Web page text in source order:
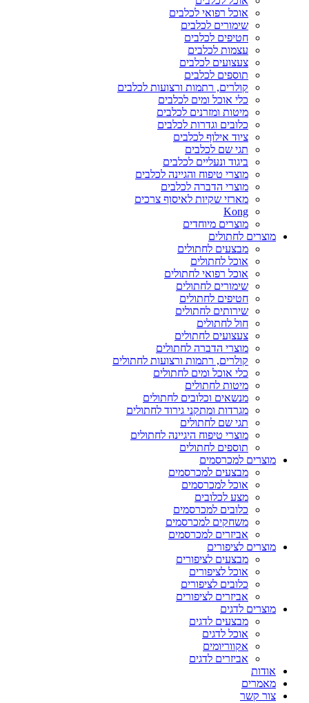
אוכל רפואי לכלבים
שימורים לכלבים
חטיפים לכלבים
עצמות לכלבים
צעצועים לכלבים
תוספים לכלבים
קולרים, רתמות ורצועות לכלבים
כלי אוכל ומים לכלבים
מיטות ומזרנים לכלבים
כלובים וגדרות לכלבים
ציוד אילוף לכלבים
תגי שם לכלבים
ביגוד ונעליים לכלבים
מוצרי טיפוח והגיינה לכלבים
מוצרי הדברה לכלבים
מארזי שקיות לאיסוף צרכים
Kong
מוצרים מיוחדים
מוצרים לחתולים
מבצעים לחתולים
אוכל לחתולים
אוכל רפואי לחתולים
שימורים לחתולים
חטיפים לחתולים
שירותים לחתולים
חול לחתולים
צעצועים לחתולים
מוצרי הדברה לחתולים
קולרים, רתמות ורצועות לחתולים
כלי אוכל ומים לחתולים
מיטות לחתולים
מנשאים וכלובים לחתולים
מגרדות ומתקני גירוד לחתולים
תגי שם לחתולים
מוצרי טיפוח היגיינה לחתולים
תוספים לחתולים
מוצרים למכרסמים
מבצעים למכרסמים
אוכל למכרסמים
מצע לכלובים
כלובים למכרסמים
משחקים למכרסמים
אביזרים למכרסמים
מוצרים לציפורים
מבצעים לציפורים
אוכל לציפורים
כלובים לציפורים
אביזרים לציפורים
מוצרים לדגים
מבצעים לדגים
אוכל לדגים
אקווריומים
אביזרים לדגים
אודות
מאמרים
צור קשר